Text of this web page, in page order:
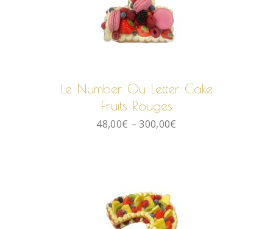
Le Number Ou Letter Cake
Fruits Rouges
48,00€ –300,00€